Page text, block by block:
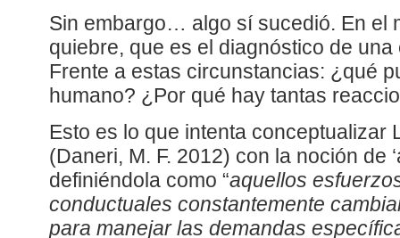
Sin embargo… algo sí sucedió. En el
quiebre, que es el diagnóstico de
Frente a estas circunstancias: ¿qué
humano? ¿Por qué hay tantas
Esto es lo que intenta conceptualizar
(Daneri, M. F. 2012) con la noción de
definiéndola como “aquellos
conductuales constantemente
para manejar las demandas